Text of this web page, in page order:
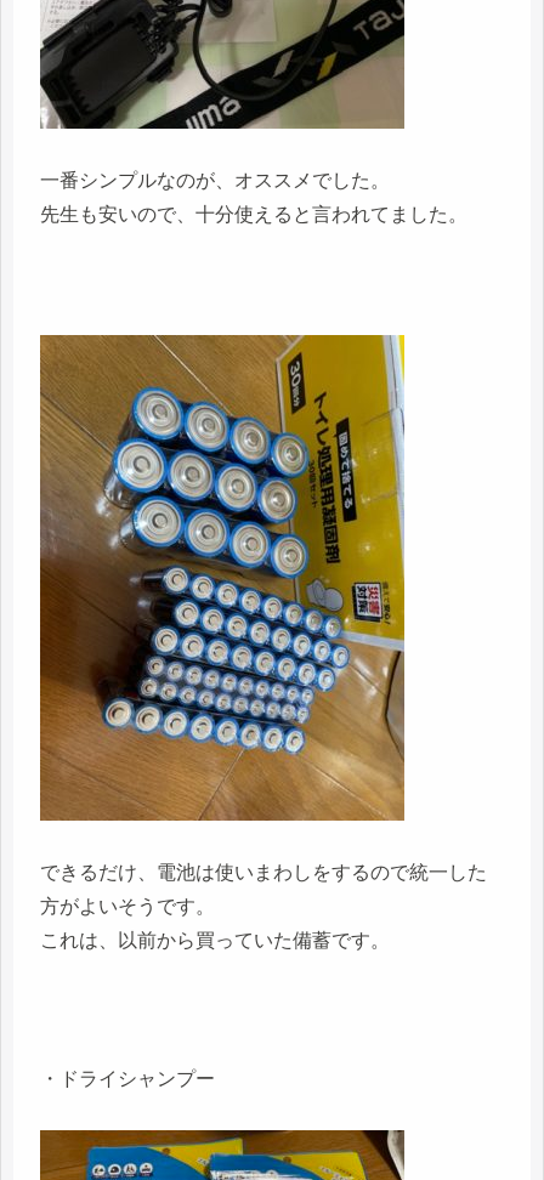
一番シンプルなのが、オススメでした。
先生も安いので、十分使えると言われてました。
できるだけ、電池は使いまわしをするので統一した
方がよいそうです。
これは、以前から買っていた備蓄です。
・ドライシャンプー